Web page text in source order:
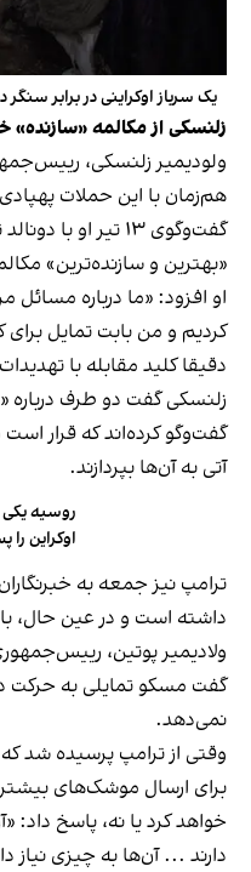
یک سرباز اوکراینی در برابر
زلنسکی از مکالمه «سازنده»
ولودیمیر زلنسکی،
هم‌زمان با این حملات
گفت‌وگوی ۱۳ تیر او
«بهترین و سازنده‌ترین»
او افزود: «ما درباره
کردیم و من بابت تمایل برای
دقیقا کلید مقابله با
زلنسکی گفت دو طرف
گفت‌وگو کرده‌اند که قرار
آتی به آن‌ها بپردازند.
روسیه یکی
اوکراین
ترامپ نیز جمعه به
داشته است و در عین‌ حال،
ولادیمیر پوتین،
گفت مسکو تمایلی به
نمی‌دهد.
وقتی از ترامپ پرسیده شد
برای ارسال موشک‌های بیشتر
خواهد کرد یا نه، پاسخ داد:
دارند ... آن‌ها به چیزی